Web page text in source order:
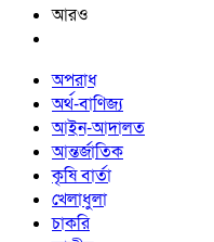
আরও
অপরাধ
অর্থ-বাণিজ্য
আইন-আদালত
আন্তর্জাতিক
কৃষি বার্তা
খেলাধুলা
চাকরি